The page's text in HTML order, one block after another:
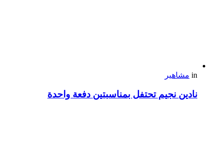
in مشاهير
نادين نجيم تحتفل بمناسبتين دفعة واحدة